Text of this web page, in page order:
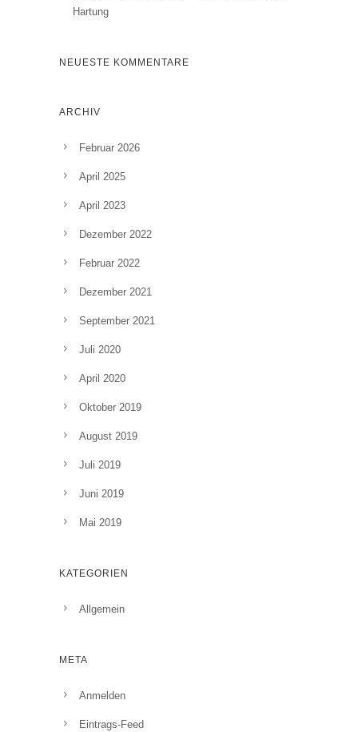
Hartung
NEUESTE KOMMENTARE
ARCHIV
Februar 2026
April 2025
April 2023
Dezember 2022
Februar 2022
Dezember 2021
September 2021
Juli 2020
April 2020
Oktober 2019
August 2019
Juli 2019
Juni 2019
Mai 2019
KATEGORIEN
Allgemein
META
Anmelden
Eintrags-Feed